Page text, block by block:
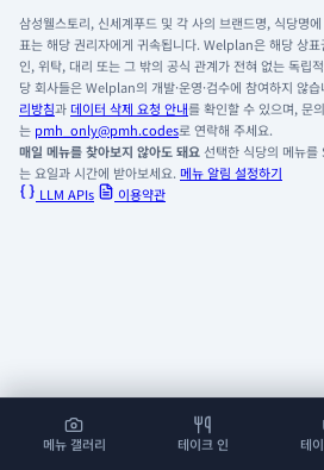
메뉴 갤러리 테이크 인 테
삼성웰스토리, 신세계푸드 및 각 사의 브랜드명, 식당명
표는 해당 권리자에게 귀속됩니다. Welplan은 해당 상
인, 위탁, 대리 또는 그 밖의 공식 관계가 전혀 없는 독립
당 회사들은 Welplan의 개발·운영·검수에 참여하지 않습
리방침과데이터 삭제 요청 안내를 확인할 수 있으며, 문
는 pmh_only@pmh.codes로 연락해 주세요.
매일 메뉴를 찾아보지 않아도 돼요선택한 식당의 메뉴
는 요일과 시간에 받아보세요. 메뉴 알림 설정하기
LLM APIs
이용약관